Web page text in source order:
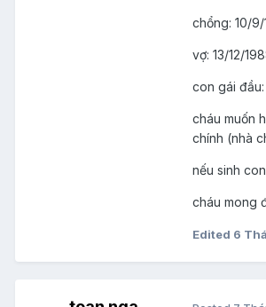
chổng: 10/
vợ: 13/12/
con gái đầu:
cháu muốn
chính (nhà
nếu sinh
cháu mong
Edited 6